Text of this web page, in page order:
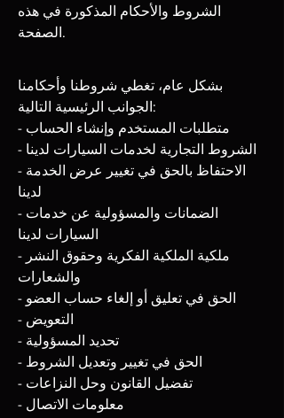
الشروط والأحكام المذكورة في هذه
الصفحة.
بشكل عام، تغطي شروطنا وأحكامنا
الجوانب الرئيسية التالية:
- متطلبات المستخدم وإنشاء الحساب
- الشروط التجارية لخدمات السيارات لدينا
- الاحتفاظ بالحق في تغيير عرض الخدمة
لدينا
- الضمانات والمسؤولية عن خدمات
السيارات لدينا
- ملكية الملكية الفكرية وحقوق النشر
والشعارات
- الحق في تعليق أو إلغاء حساب العضو
- التعويض
- تحديد المسؤولية
- الحق في تغيير وتعديل الشروط
- تفضيل القانون وحل النزاعات
- معلومات الاتصال